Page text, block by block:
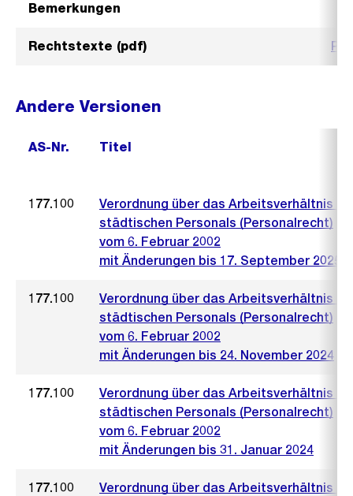
Bemerkungen
Rechtstexte (pdf)
Andere Versionen
AS-Nr. Titel
177.100
Verordnung über das Arbeitsverhältnis
städtischen Personals (Personalrecht)
vom 6. Februar 2002
mit Änderungen bis 17. September 2025
177.100
Verordnung über das Arbeitsverhältnis
städtischen Personals (Personalrecht)
vom 6. Februar 2002
mit Änderungen bis 24. November 2024
177.100
Verordnung über das Arbeitsverhältnis
städtischen Personals (Personalrecht)
vom 6. Februar 2002
mit Änderungen bis 31. Januar 2024
177.100
Verordnung über das Arbeitsverhältnis